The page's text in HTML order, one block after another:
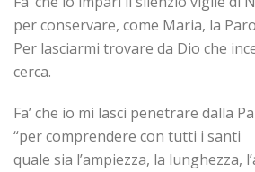
per conservare, come Maria, la
Per lasciarmi trovare da Dio che
cerca.
Fa’ che io mi lasci penetrare dalla
“per comprendere con tutti i santi
quale sia l’ampiezza, la lunghezza,